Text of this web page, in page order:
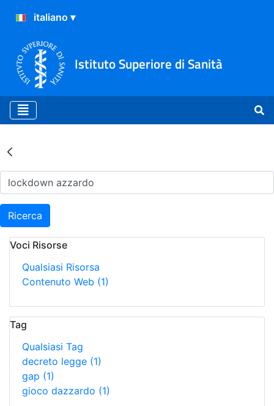
Istituto Superiore di Sanità
Risultati della Ricerca -
Ricerca
Voci Risorse
Qualsiasi Risorsa
Contenuto Web (1)
Tag
Qualsiasi Tag
decreto legge (1)
gap (1)
gioco dazzardo (1)